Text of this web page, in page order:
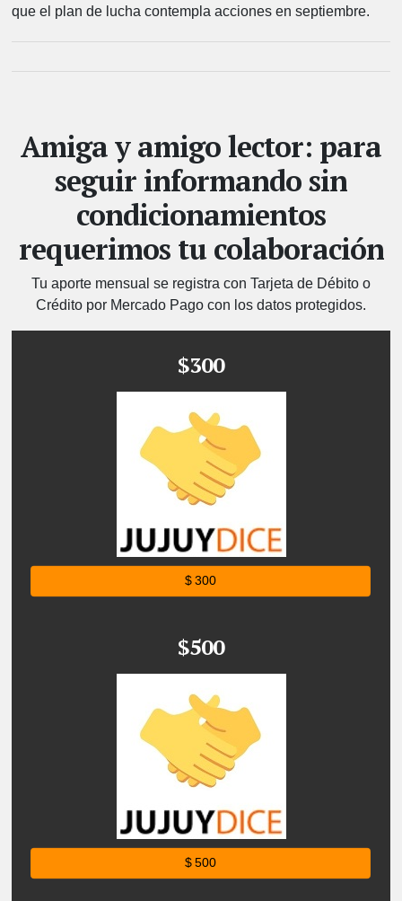
que el plan de lucha contempla acciones en septiembre.
Amiga y amigo lector: para
seguir informando sin
condicionamientos
requerimos tu colaboración
Tu aporte mensual se registra con Tarjeta de Débito o
Crédito por Mercado Pago con los datos protegidos.
$300
$ 300
$500
$ 500